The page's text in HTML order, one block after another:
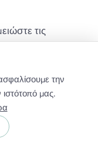
τις
σας
συσκευές
μεταφορές
επιπλέον
κλήσεις και τα
φορτίο.
την
μας.